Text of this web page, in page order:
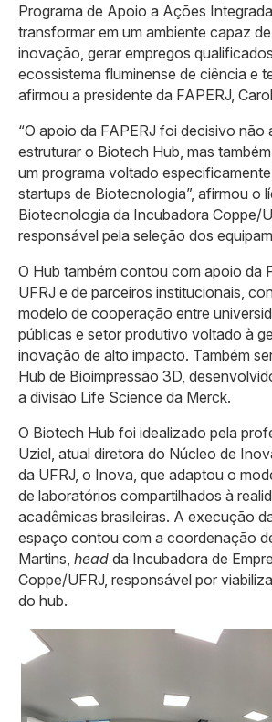
Programa de Apoio a Ações
transformar em um ambiente capaz
inovação, gerar empregos
ecossistema fluminense de ciência e
afirmou a presidente da FAPERJ,
“O apoio da FAPERJ foi decisivo não
estruturar o Biotech Hub, mas
um programa voltado
startups de Biotecnologia”, afirmou o
Biotecnologia da Incubadora Coppe/
responsável pela seleção dos
O Hub também contou com apoio da
UFRJ e de parceiros institucionais,
modelo de cooperação entre
públicas e setor produtivo voltado à
inovação de alto impacto. Também
Hub de Bioimpressão 3D,
a divisão Life Science da Merck.
O Biotech Hub foi idealizado pela
Uziel, atual diretora do Núcleo de
da UFRJ, o Inova, que adaptou o
de laboratórios compartilhados à
acadêmicas brasileiras. A execução
espaço contou com a coordenação
Martins, head da Incubadora de
Coppe/UFRJ, responsável por
do hub.